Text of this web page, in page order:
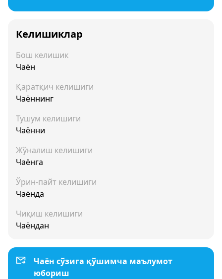
Келишиклар
Бош келишик
Чаён
Қаратқич келишиги
Чаённинг
Тушум келишиги
Чаённи
Жўналиш келишиги
Чаёнга
Ўрин-пайт келишиги
Чаёнда
Чиқиш келишиги
Чаёндан
Чаён сўзига қўшимча маълумот
юбориш